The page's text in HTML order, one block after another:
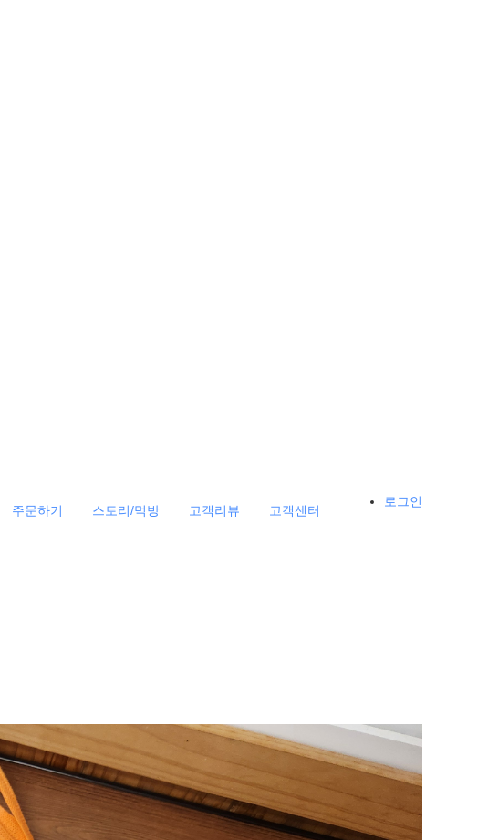
로그인
주문하기 스토리/먹방 고객리뷰 고객센터